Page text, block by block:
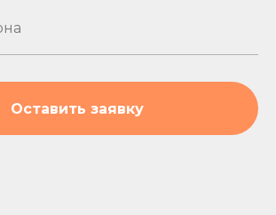
Оставить заявку